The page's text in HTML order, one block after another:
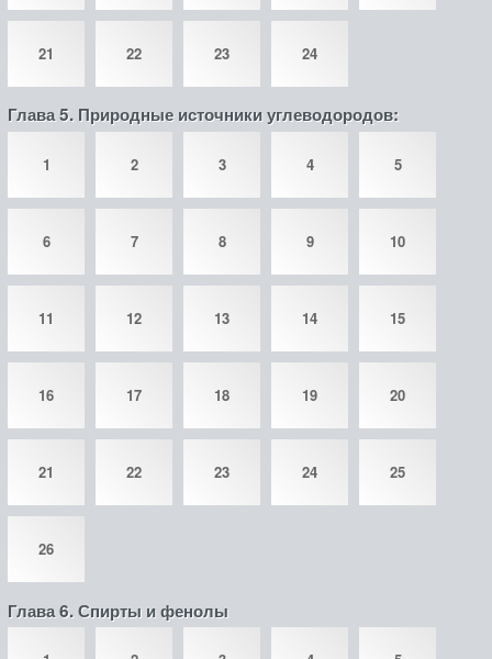
21 22 23 24
Глава 5. Природные источники углеводородов:
1 2 3 4 5
6 7 8 9 10
11 12 13 14 15
16 17 18 19 20
21 22 23 24 25
26
Глава 6. Спирты и фенолы